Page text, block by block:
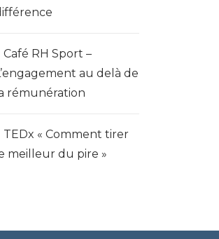
Café RH Sport –
au delà de
rémunération
TEDx « Comment tirer
meilleur du pire »